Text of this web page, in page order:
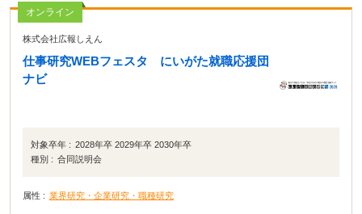
オンライン
株式会社広報しえん
仕事研究WEBフェスタ にいがた就職応援団
ナビ
対象卒年 : 2028年卒 2029年卒 2030年卒
種別 : 合同説明会
属性 : 業界研究・企業研究・職種研究